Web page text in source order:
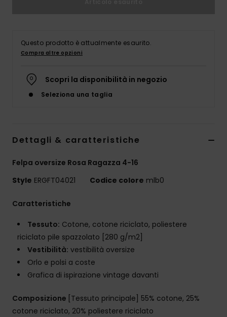
Questo prodotto è attualmente esaurito.
Compra altre opzioni
Scopri la disponibilità in negozio
Seleziona una taglia
Dettagli & caratteristiche
Felpa oversize Rosa Ragazza 4-16
Style ERGFT04021 Codice colore mlb0
Caratteristiche
Tessuto: Cotone, cotone riciclato, poliestere
riciclato pile spazzolato [280 g/m2]
Vestibilità: vestibilità oversize
Orlo e polsi a coste
Grafica di ispirazione vintage davanti
Composizione [Tessuto principale] 55% cotone, 25%
cotone riciclato, 20% poliestere riciclato